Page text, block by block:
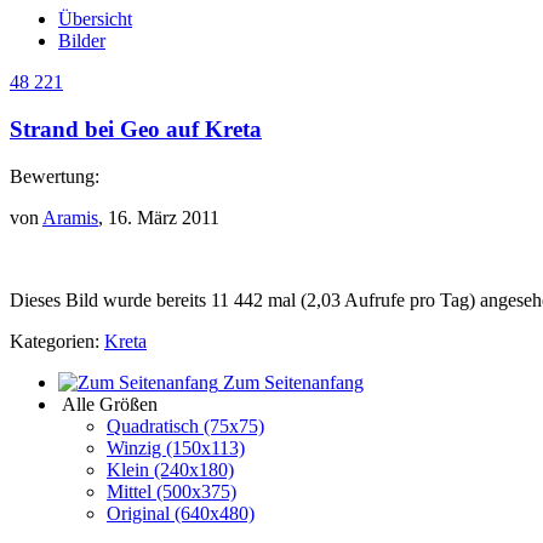
Übersicht
Bilder
48 221
Strand bei Geo auf Kreta
Bewertung:
von Aramis, 16. März 2011
Dieses Bild wurde bereits 11 442 mal (2,03 Aufrufe pro Tag)
Kategorien: Kreta
Zum Seitenanfang
Alle Größen
Quadratisch (75x75)
Winzig (150x113)
Klein (240x180)
Mittel (500x375)
Original (640x480)